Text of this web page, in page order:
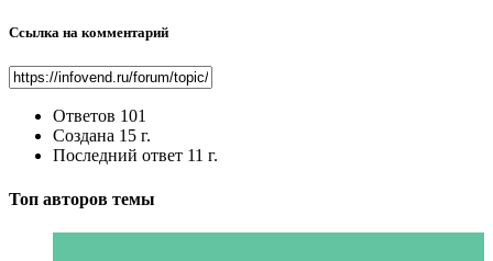
Ссылка на комментарий
Ответов 101
Создана 15 г.
Последний ответ 11 г.
Топ авторов темы